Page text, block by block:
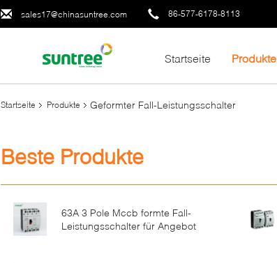
sales17@chinasuntree.com 86-577-6178-8113
Startseite Produkte
Startseite Produkte Geformter Fall-Leistungsschalter
Beste Produkte
63A 3 Pole Mccb formte Fall-
Leistungsschalter für Angebot